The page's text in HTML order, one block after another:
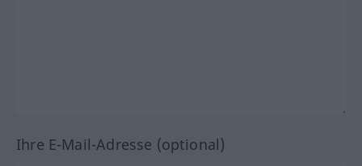
Ihre E-Mail-Adresse (optional)